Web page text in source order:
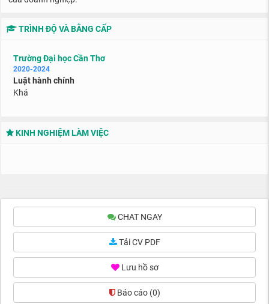
TRÌNH ĐỘ VÀ BẰNG CẤP
Trường Đại học Cần Thơ
2020-2024
Luật hành chính
Khá
KINH NGHIỆM LÀM VIỆC
CHAT NGAY
Tải CV PDF
Lưu hồ sơ
Báo cáo (0)